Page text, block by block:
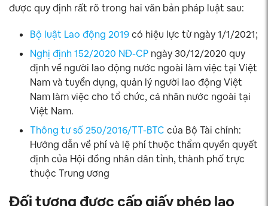
được quy định rất rõ trong hai văn bản pháp luật sau:
Bộ luật Lao động 2019có hiệu lực từ ngày 1/1/2021;
Nghị định 152/2020 NĐ-CP ngày 30/12/2020 quy
định về người lao động nước ngoài làm việc tại Việt
Nam và tuyển dụng, quản lý người lao động Việt
Nam làm việc cho tổ chức, cá nhân nước ngoài tại
Việt Nam.
Thông tư số 250/2016/TT-BTC của Bộ Tài chính:
Hướng dẫn về phí và lệ phí thuộc thẩm quyền quyết
định của Hội đồng nhân dân tỉnh, thành phố trực
thuộc Trung ương
Đối tượng được cấp giấy phép lao